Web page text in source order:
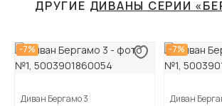
ДРУГИЕ ДИВАНЫ СЕРИИ
-7%
Диван Бергамо 3
-7%
Диван